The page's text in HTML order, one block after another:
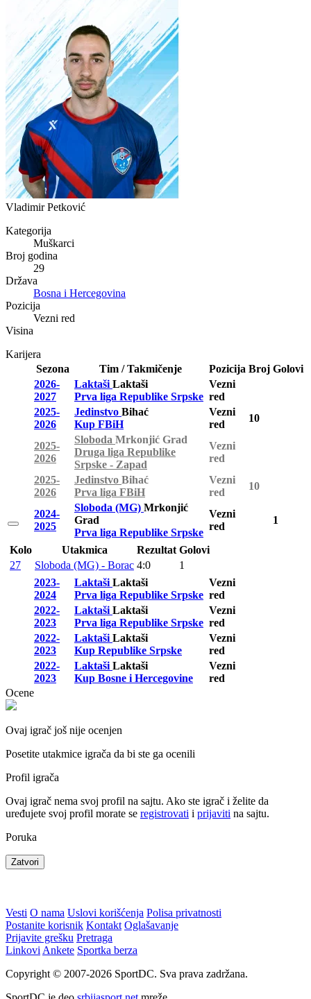
Vladimir Petković
Kategorija
Muškarci
Broj godina
29
Država
Bosna i Hercegovina
Pozicija
Vezni red
Visina
Karijera
Sezona
Tim / Takmičenje Pozicija Broj Golovi
2026-
2027
Laktaši Laktaši
Prva liga Republike Srpske
Vezni
red
2025-
2026
Jedinstvo Bihać
Kup FBiH
Vezni
red
10
2025-
2026
Sloboda Mrkonjić Grad
Druga liga Republike
Srpske - Zapad
Vezni
red
2025-
2026
Jedinstvo Bihać
Prva liga FBiH
Vezni
red
10
2024-
2025
Sloboda (MG) Mrkonjić
Grad
Prva liga Republike Srpske
Vezni
red
1
Kolo Utakmica Rezultat Golovi
27
Sloboda (MG) - Borac 4:0
1
2023-
2024
Laktaši Laktaši
Prva liga Republike Srpske
Vezni
red
2022-
2023
Laktaši Laktaši
Prva liga Republike Srpske
Vezni
red
2022-
2023
Laktaši Laktaši
Kup Republike Srpske
Vezni
red
2022-
2023
Laktaši Laktaši
Kup Bosne i Hercegovine
Vezni
red
Ocene
Ovaj igrač još nije ocenjen
Posetite utakmice igrača da bi ste ga ocenili
Profil igrača
Ovaj igrač nema svoj profil na sajtu. Ako ste igrač i želite da
uređujete svoj profil morate se registrovati i prijaviti na sajtu.
Poruka
Zatvori
Vesti O nama Uslovi korišćenja Polisa privatnosti
Postanite korisnik Kontakt Oglašavanje
Prijavite grešku Pretraga
Linkovi Ankete Sportka berza
Copyright © 2007-2026 SportDC. Sva prava zadržana.